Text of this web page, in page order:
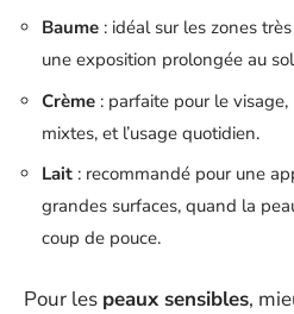
Baume : idéal sur les zones
une exposition prolongée au
Crème : parfaite pour le
mixtes, et l’usage quotidien.
Lait : recommandé pour une
grandes surfaces, quand la
coup de pouce.
Pour les peaux sensibles,